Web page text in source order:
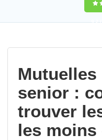
9,2
senior :
trouver
les moins